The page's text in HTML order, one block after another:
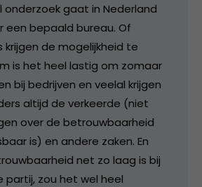
onderzoek gaat in Nederland
een bepaald bureau. Of
krijgen de mogelijkheid te
is het heel lastig om zomaar
bij bedrijven en veelal krijgen
altijd de verkeerde (niet
over de betrouwbaarheid
is) en andere zaken. En
net zo laag is bij
partij, zou het wel heel